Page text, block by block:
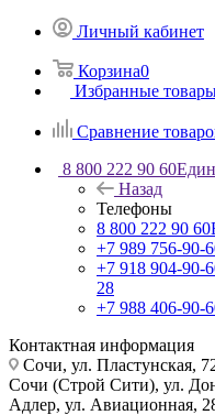
Личный кабинет
Корзина0
Избранные
Сравнение
8 800 222 90 60
Назад
Телефоны
8 800 222 90 60
+7 989 756-90-
+7 918 904-90-
28
+7 988 406-90-
Контактная информация
Сочи, ул. Пластунская,
Сочи (Строй Сити), ул.
Адлер, ул. Авиационная,